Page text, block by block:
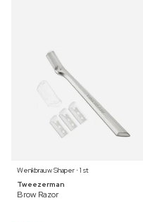
Wenkbrauw Shaper ⋅ 1 st
Tweezerman
Brow Razor